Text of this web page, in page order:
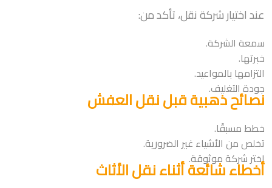
عند اختيار شركة نقل، تأكد من:
سمعة الشركة.
خبرتها.
التزامها بالمواعيد.
جودة التغليف.
نصائح ذهبية قبل نقل العفش
خطط مسبقًا.
تخلص من الأشياء غير الضرورية.
اختر شركة موثوقة.
أخطاء شائعة أثناء نقل الأثاث